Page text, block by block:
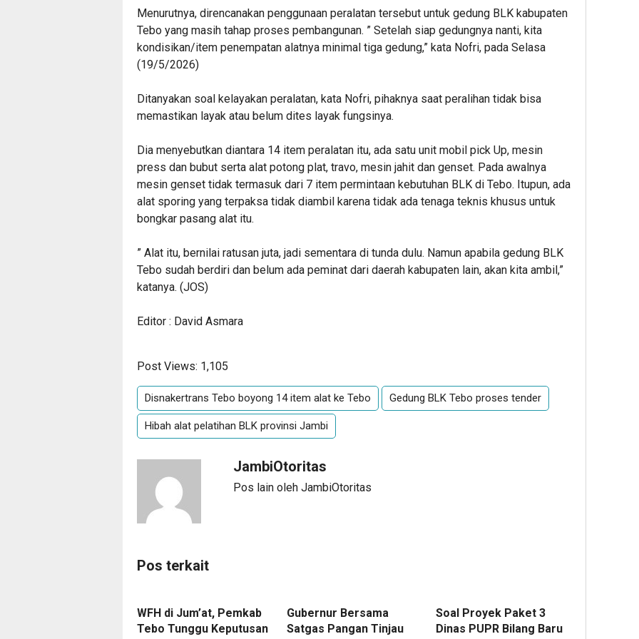
Menurutnya, direncanakan penggunaan peralatan tersebut untuk gedung BLK kabupaten
Tebo yang masih tahap proses pembangunan. ” Setelah siap gedungnya nanti, kita
kondisikan/item penempatan alatnya minimal tiga gedung,” kata Nofri, pada Selasa
(19/5/2026)
Ditanyakan soal kelayakan peralatan, kata Nofri, pihaknya saat peralihan tidak bisa
memastikan layak atau belum dites layak fungsinya.
Dia menyebutkan diantara 14 item peralatan itu, ada satu unit mobil pick Up, mesin
press dan bubut serta alat potong plat, travo, mesin jahit dan genset. Pada awalnya
mesin genset tidak termasuk dari 7 item permintaan kebutuhan BLK di Tebo. Itupun, ada
alat sporing yang terpaksa tidak diambil karena tidak ada tenaga teknis khusus untuk
bongkar pasang alat itu.
” Alat itu, bernilai ratusan juta, jadi sementara di tunda dulu. Namun apabila gedung BLK
Tebo sudah berdiri dan belum ada peminat dari daerah kabupaten lain, akan kita ambil,”
katanya. (JOS)
Editor : David Asmara
Post Views: 1,105
Disnakertrans Tebo boyong 14 item alat ke Tebo Gedung BLK Tebo proses tender
Hibah alat pelatihan BLK provinsi Jambi
JambiOtoritas
Pos lain oleh JambiOtoritas
Pos terkait
WFH di Jum’at, Pemkab
Tebo Tunggu Keputusan
Gubernur Bersama
Satgas Pangan Tinjau
Soal Proyek Paket 3
Dinas PUPR Bilang Baru